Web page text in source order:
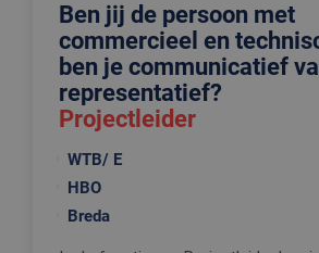
Ben jij de persoon met
commercieel en
ben je communicatief
representatief?
Projectleider
WTB/ E
HBO
Breda